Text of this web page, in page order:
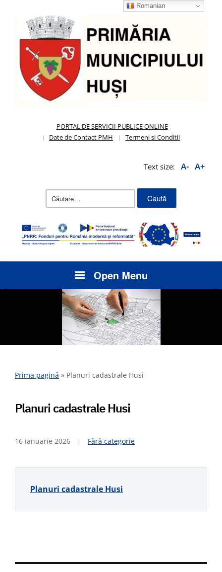
PORTAL DE SERVICII PUBLICE ONLINE
Date de Contact PMH
Termeni si Conditii
Text size: A- A+
Caută
Open Menu
Prima pagină » Planuri cadastrale Husi
Planuri cadastrale Husi
16 ianuarie 2026 Fără categorie
Planuri cadastrale Husi
Romanian